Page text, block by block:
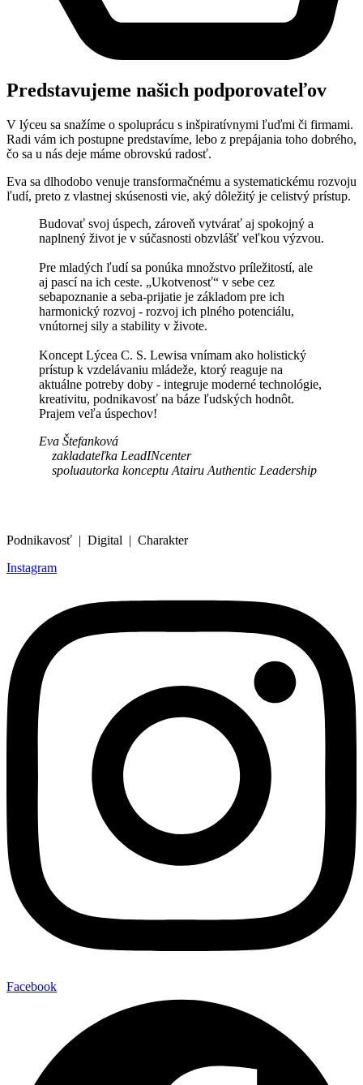
Predstavujeme našich podporovateľov
V lýceu sa snažíme o spoluprácu s inšpiratívnymi ľuďmi či firmami.
Radi vám ich postupne predstavíme, lebo z prepájania toho dobrého,
čo sa u nás deje máme obrovskú radosť.
Eva sa dlhodobo venuje transformačnému a systematickému rozvoju
ľudí, preto z vlastnej skúsenosti vie, aký dôležitý je celistvý prístup.
Budovať svoj úspech, zároveň vytvárať aj spokojný a
naplnený život je v súčasnosti obzvlášť veľkou výzvou.
Pre mladých ľudí sa ponúka množstvo príležitostí, ale
aj pascí na ich ceste. „Ukotvenosť“ v sebe cez
sebapoznanie a seba-prijatie je základom pre ich
harmonický rozvoj - rozvoj ich plného potenciálu,
vnútornej sily a stability v živote.
Koncept Lýcea C. S. Lewisa vnímam ako holistický
prístup k vzdelávaniu mládeže, ktorý reaguje na
aktuálne potreby doby - integruje moderné technológie,
kreativitu, podnikavosť na báze ľudských hodnôt.
Prajem veľa úspechov!
Eva Štefanková
zakladateľka LeadINcenter
spoluautorka konceptu Atairu Authentic Leadership
Podnikavosť | Digital | Charakter
Instagram
Facebook